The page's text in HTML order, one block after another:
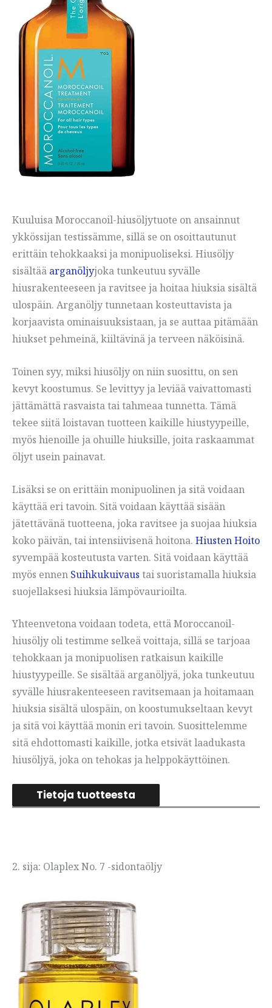
Kuuluisa Moroccanoil-hiusöljytuote on ansainnut
ykkössijan testissämme, sillä se on osoittautunut
erittäin tehokkaaksi ja monipuoliseksi. Hiusöljy
sisältää arganöljyjoka tunkeutuu syvälle
hiusrakenteeseen ja ravitsee ja hoitaa hiuksia sisältä
ulospäin. Arganöljy tunnetaan kosteuttavista ja
korjaavista ominaisuuksistaan, ja se auttaa pitämään
hiukset pehmeinä, kiiltävinä ja terveen näköisinä.
Toinen syy, miksi hiusöljy on niin suosittu, on sen
kevyt koostumus. Se levittyy ja leviää vaivattomasti
jättämättä rasvaista tai tahmeaa tunnetta. Tämä
tekee siitä loistavan tuotteen kaikille hiustyypeille,
myös hienoille ja ohuille hiuksille, joita raskaammat
öljyt usein painavat.
Lisäksi se on erittäin monipuolinen ja sitä voidaan
käyttää eri tavoin. Sitä voidaan käyttää sisään
jätettävänä tuotteena, joka ravitsee ja suojaa hiuksia
koko päivän, tai intensiivisenä hoitona. Hiusten Hoito
syvempää kosteutusta varten. Sitä voidaan käyttää
myös ennen Suihkukuivaus tai suoristamalla hiuksia
suojellaksesi hiuksia lämpövaurioilta.
Yhteenvetona voidaan todeta, että Moroccanoil-
hiusöljy oli testimme selkeä voittaja, sillä se tarjoaa
tehokkaan ja monipuolisen ratkaisun kaikille
hiustyypeille. Se sisältää arganöljyä, joka tunkeutuu
syvälle hiusrakenteeseen ravitsemaan ja hoitamaan
hiuksia sisältä ulospäin, on koostumukseltaan kevyt
ja sitä voi käyttää monin eri tavoin. Suosittelemme
sitä ehdottomasti kaikille, jotka etsivät laadukasta
hiusöljyä, joka on tehokas ja helppokäyttöinen.
Tietoja tuotteesta
2. sija: Olaplex No. 7 -sidontaöljy